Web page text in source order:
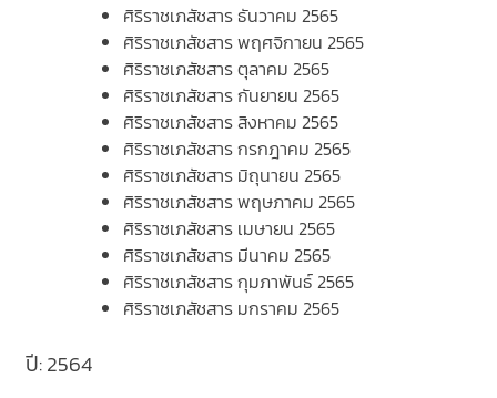
ศิริราชเภสัชสาร ธันวาคม 2565
ศิริราชเภสัชสาร พฤศจิกายน 2565
ศิริราชเภสัชสาร ตุลาคม 2565
ศิริราชเภสัชสาร กันยายน 2565
ศิริราชเภสัชสาร สิงหาคม 2565
ศิริราชเภสัชสาร กรกฎาคม 2565
ศิริราชเภสัชสาร มิถุนายน 2565
ศิริราชเภสัชสาร พฤษภาคม 2565
ศิริราชเภสัชสาร เมษายน 2565
ศิริราชเภสัชสาร มีนาคม 2565
ศิริราชเภสัชสาร กุมภาพันธ์ 2565
ศิริราชเภสัชสาร มกราคม 2565
ปี: 2564